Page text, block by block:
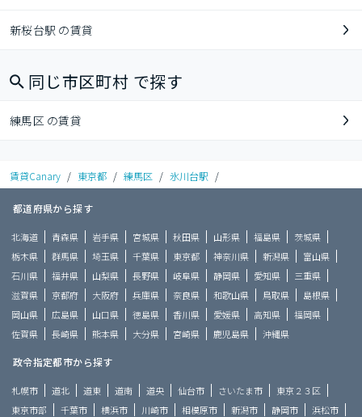
新桜台駅 の賃貸
同じ市区町村 で探す
練馬区 の賃貸
賃貸Canary / 東京都 / 練馬区 / 氷川台駅 /
都道府県から探す
北海道 青森県 岩手県 宮城県 秋田県 山形県 福島県
茨城県
栃木県
群馬県 埼玉県 千葉県 東京都 神奈川県 新潟県
富山県
石川県
福井県 山梨県 長野県 岐阜県 静岡県 愛知県
三重県
滋賀県
京都府 大阪府 兵庫県 奈良県 和歌山県 鳥取県
島根県
岡山県
広島県 山口県 徳島県 香川県 愛媛県 高知県
福岡県
佐賀県
長崎県 熊本県 大分県 宮崎県 鹿児島県 沖縄県
政令指定都市から探す
札幌市 道北 道東 道南 道央 仙台市 さいたま市
東京２３区
東京市部
千葉市 横浜市 川崎市 相模原市 新潟市 静岡市 浜松市